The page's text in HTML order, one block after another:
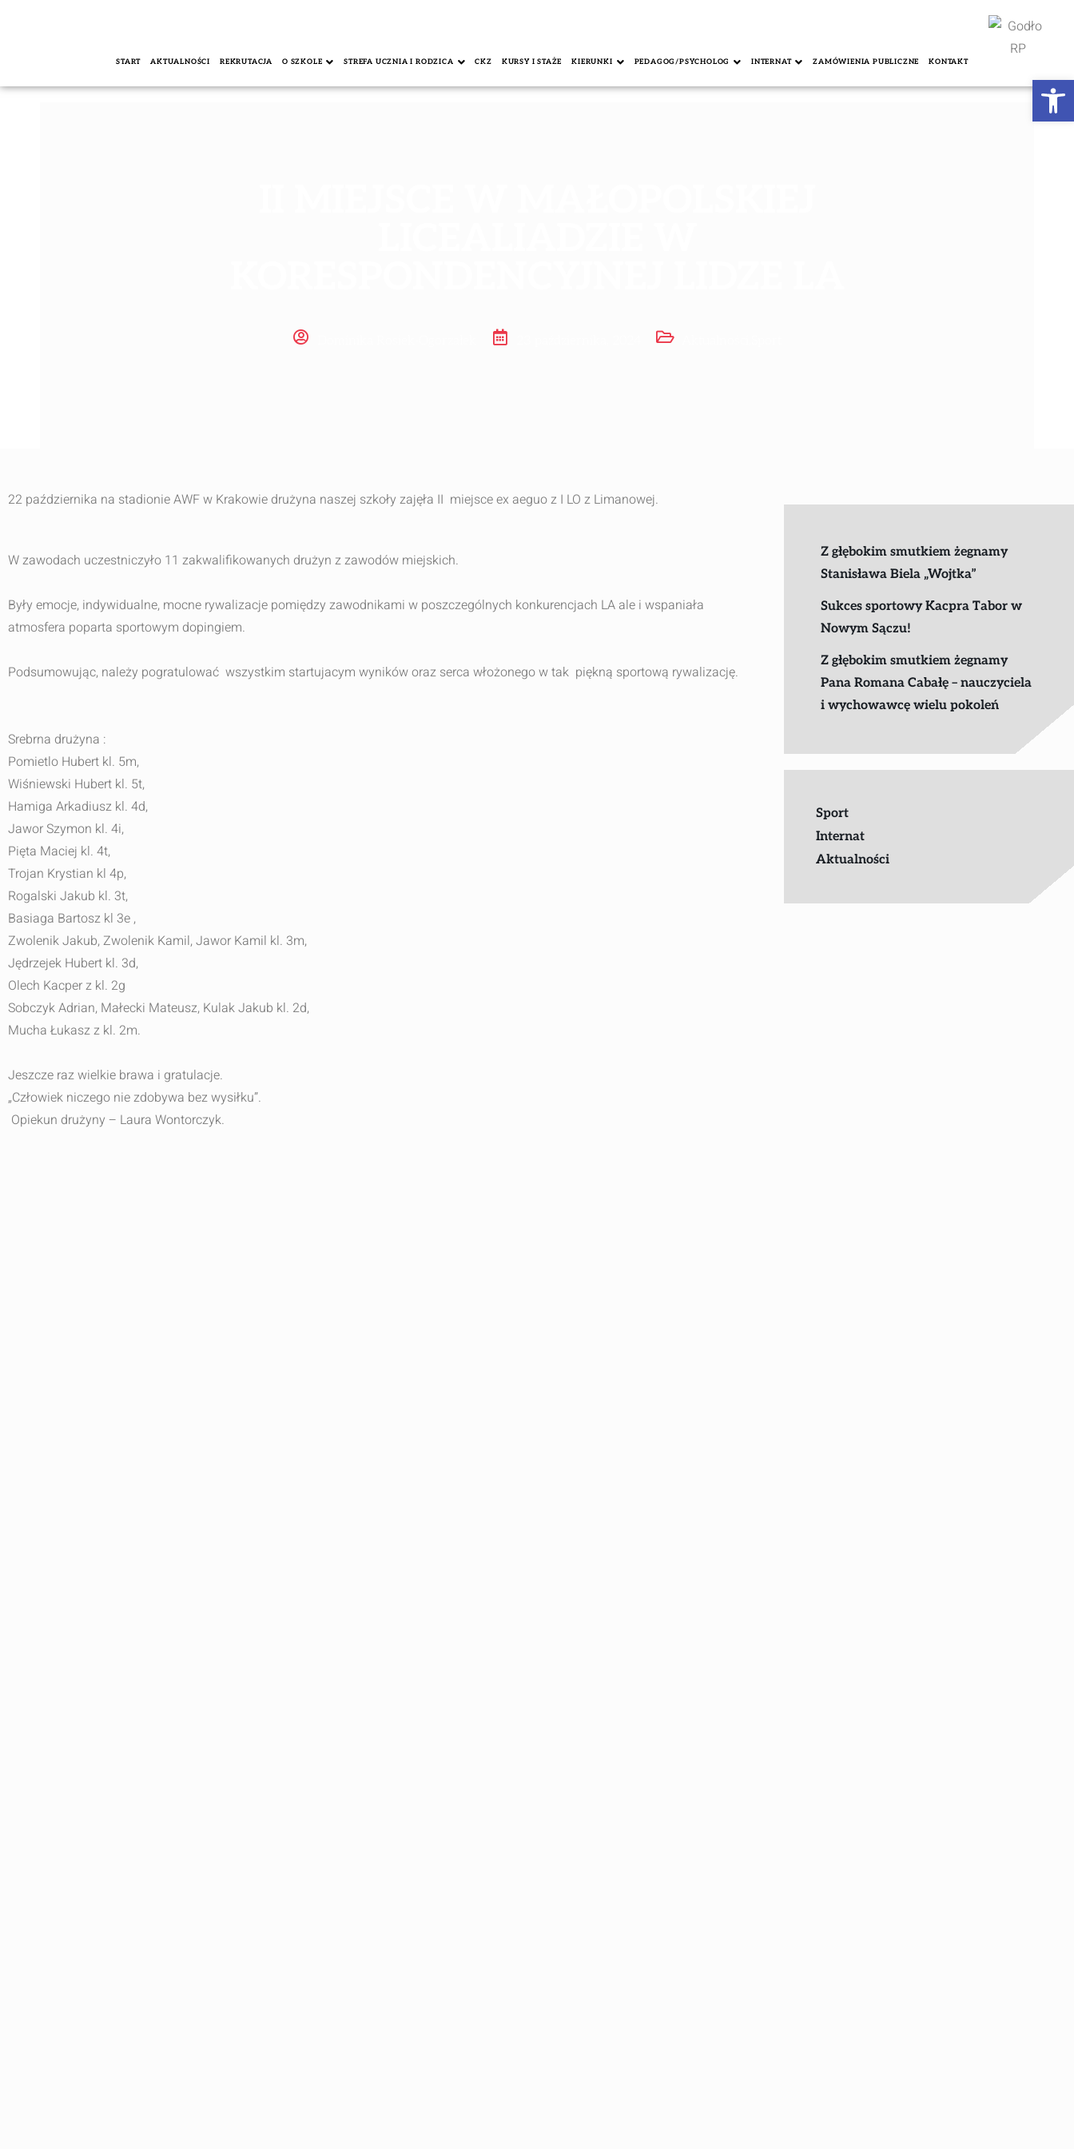
START AKTUALNOŚCI REKRUTACJA O SZKOLE STREFA UCZNIA I RODZICA CKZ KURSY I STAŻE KIERUNKI PEDAGOG/PSYCHOLOG INTERNAT ZAMÓWIENIA PUBLICZNE KONTAKT
22 października na stadionie AWF w Krakowie drużyna naszej szkoły zajęła II miejsce ex aeguo z I LO z Limanowej.
W zawodach uczestniczyło 11 zakwalifikowanych drużyn z zawodów miejskich.
Były emocje, indywidualne, mocne rywalizacje pomiędzy zawodnikami w poszczególnych konkurencjach LA ale i wspaniała
atmosfera poparta sportowym dopingiem.
Podsumowując, należy pogratulować wszystkim startujacym wyników oraz serca włożonego w tak piękną sportową rywalizację.
Srebrna drużyna :
Pomietlo Hubert kl. 5m,
Wiśniewski Hubert kl. 5t,
Hamiga Arkadiusz kl. 4d,
Jawor Szymon kl. 4i,
Pięta Maciej kl. 4t,
Trojan Krystian kl 4p,
Rogalski Jakub kl. 3t,
Basiaga Bartosz kl 3e ,
Zwolenik Jakub, Zwolenik Kamil, Jawor Kamil kl. 3m,
Jędrzejek Hubert kl. 3d,
Olech Kacper z kl. 2g
Sobczyk Adrian, Małecki Mateusz, Kulak Jakub kl. 2d,
Mucha Łukasz z kl. 2m.
Jeszcze raz wielkie brawa i gratulacje.
„Człowiek niczego nie zdobywa bez wysiłku”.
Opiekun drużyny – Laura Wontorczyk.
Z głębokim smutkiem żegnamy
Stanisława Biela „Wojtka”
Sukces sportowy Kacpra Tabor w
Nowym Sączu!
Z głębokim smutkiem żegnamy
Pana Romana Cabałę – nauczyciela
i wychowawcę wielu pokoleń
Sport
Internat
Aktualności